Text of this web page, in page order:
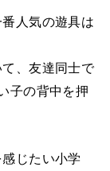
人気の遊具は
、友達同士で
子の背中を押
じたい小学